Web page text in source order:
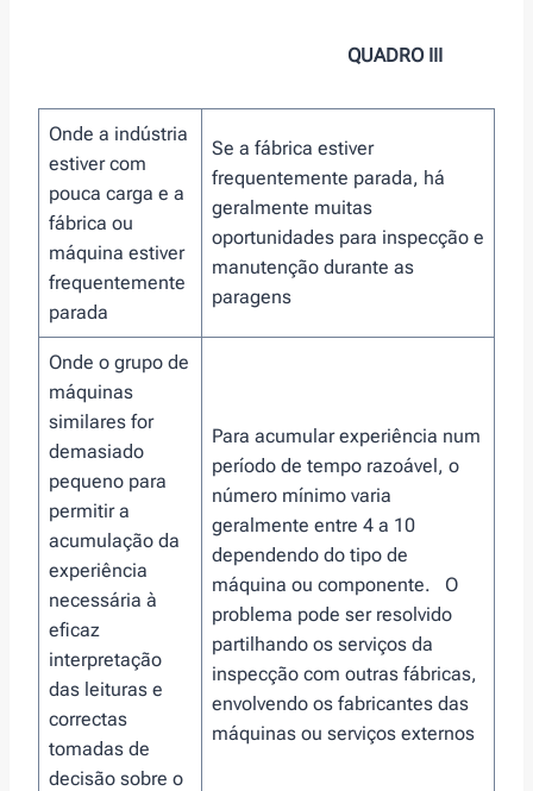
QUADRO III
Onde a indústria
estiver com
pouca carga e a
fábrica ou
máquina estiver
frequentemente
parada
Se a fábrica estiver
frequentemente parada, há
geralmente muitas
oportunidades para inspecção e
manutenção durante as
paragens
Onde o grupo de
máquinas
similares for
demasiado
pequeno para
permitir a
acumulação da
experiência
necessária à
eficaz
interpretação
das leituras e
correctas
tomadas de
decisão sobre o
Para acumular experiência num
período de tempo razoável, o
número mínimo varia
geralmente entre 4 a 10
dependendo do tipo de
máquina ou componente. O
problema pode ser resolvido
partilhando os serviços da
inspecção com outras fábricas,
envolvendo os fabricantes das
máquinas ou serviços externos